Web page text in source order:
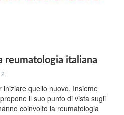
reumatologia italiana
quello nuovo. Insieme
il suo punto di vista sugli
coinvolto la reumatologia